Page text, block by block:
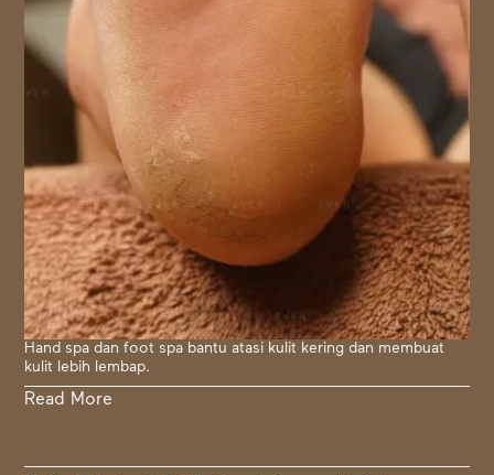
Hand spa dan foot spa bantu atasi kulit kering dan membuat
kulit lebih lembap.
Read More